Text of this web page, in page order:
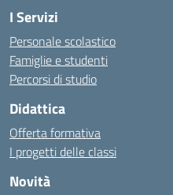
I Servizi
Personale scolastico
Famiglie e studenti
Percorsi di studio
Didattica
Offerta formativa
I progetti delle classi
Novità